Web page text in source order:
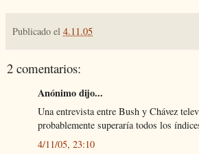
Publicado el 4.11.05
2 comentarios:
Anónimo dijo...
Una entrevista entre Bush y Chávez
probablemente superaría todos los
4/11/05, 23:10